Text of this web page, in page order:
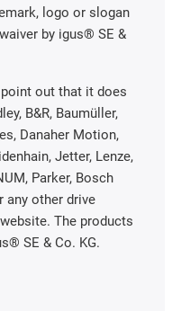
logo or slogan
by igus® SE &
out that it does
B&R, Baumüller,
Danaher Motion,
Jetter, Lenze,
Parker, Bosch
any other drive
The products
SE & Co. KG.